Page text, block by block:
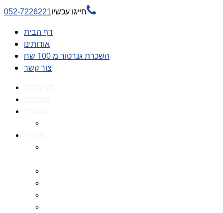
חייגו עכשיו052-7226221 
דף הבית
אודותינו
השכרת גנרטור מ 100 שח
צור קשר